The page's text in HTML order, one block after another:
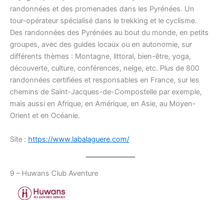
randonnées et des promenades dans les Pyrénées. Un
tour-opérateur spécialisé dans le trekking et le cyclisme.
Des randonnées des Pyrénées au bout du monde, en petits
groupes, avec des guides locaux ou en autonomie, sur
différents thèmes : Montagne, littoral, bien-être, yoga,
découverte, culture, conférences, neige, etc. Plus de 800
randonnées certifiées et responsables en France, sur les
chemins de Saint-Jacques-de-Compostelle par exemple,
mais aussi en Afrique, en Amérique, en Asie, au Moyen-
Orient et en Océanie.
Site : https://www.labalaguere.com/
9 – Huwans Club Aventure